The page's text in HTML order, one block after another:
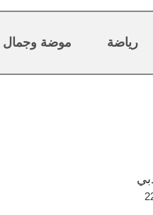
رياضة موضة وجمال